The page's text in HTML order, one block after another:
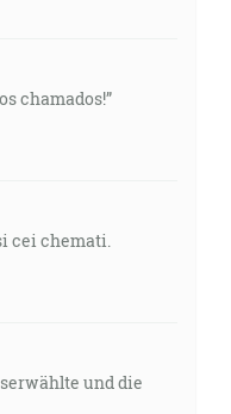
chamados!”
cei chemati.
und die